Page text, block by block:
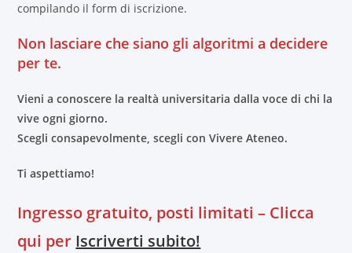
compilando il form di iscrizione.
Non lasciare che siano gli algoritmi a decidere
per te.
Vieni a conoscere la realtà universitaria dalla voce di chi la
vive ogni giorno.
Scegli consapevolmente, scegli con Vivere Ateneo.
Ti aspettiamo!
Ingresso gratuito, posti limitati – Clicca
qui per Iscriverti subito!